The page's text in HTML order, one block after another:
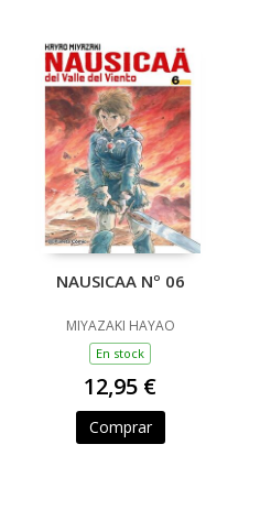
NAUSICAA Nº 06
MIYAZAKI HAYAO
En stock
12,95 €
Comprar